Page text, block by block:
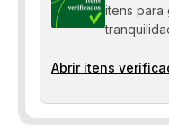
Freio ABS
Porta-copos
Sensor de
itens para
Abrir itens